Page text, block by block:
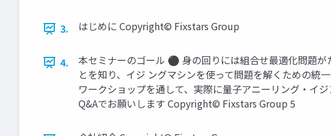
3. はじめに Copyright© Fixstars Group
4.
本セミナーのゴール ⚫ 身の回りには組合せ最適化問題
とを知り、イジ ングマシンを使って問題を解くための
ワークショップを通して、実際に量子アニーリング・イ
Q&Aでお願いします Copyright© Fixstars Group 5